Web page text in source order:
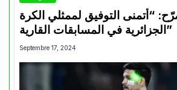
“أتمنى التوفيق لممثلي الكرة
الجزائرية في المسابقات القارية”
Septembre 17, 2024